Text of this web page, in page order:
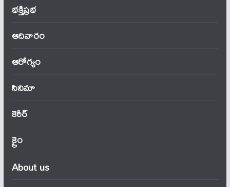
భక్తిప్రభ
ఆదివారం
ఆరోగ్యం
సినిమా
కెరీర్
క్రైం
About us